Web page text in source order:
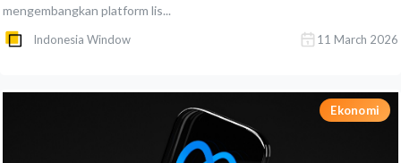
mengembangkan platform lis...
Indonesia Window 11 March 2026
Ekonomi